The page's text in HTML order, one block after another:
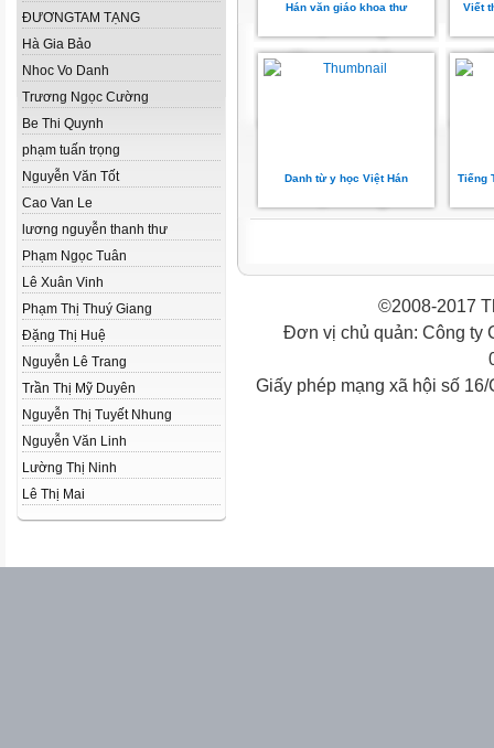
ĐƯƠNGTAM TẠNG
Hà Gia Bảo
Nhoc Vo Danh
Trương Ngọc Cường
Be Thi Quynh
phạm tuấn trọng
Nguyễn Văn Tốt
Cao Van Le
lương nguyễn thanh thư
Phạm Ngọc Tuân
Lê Xuân Vinh
Phạm Thị Thuý Giang
Đặng Thị Huệ
Nguyễn Lê Trang
Trần Thị Mỹ Duyên
Nguyễn Thị Tuyết Nhung
Nguyễn Văn Linh
Lường Thị Ninh
Lê Thị Mai
Hán văn giáo khoa thư Viết
Danh từ y học Việt Hán Tiếng
©2008-2017
Đơn vị chủ quản: Công ty
Giấy phép mạng xã hội số